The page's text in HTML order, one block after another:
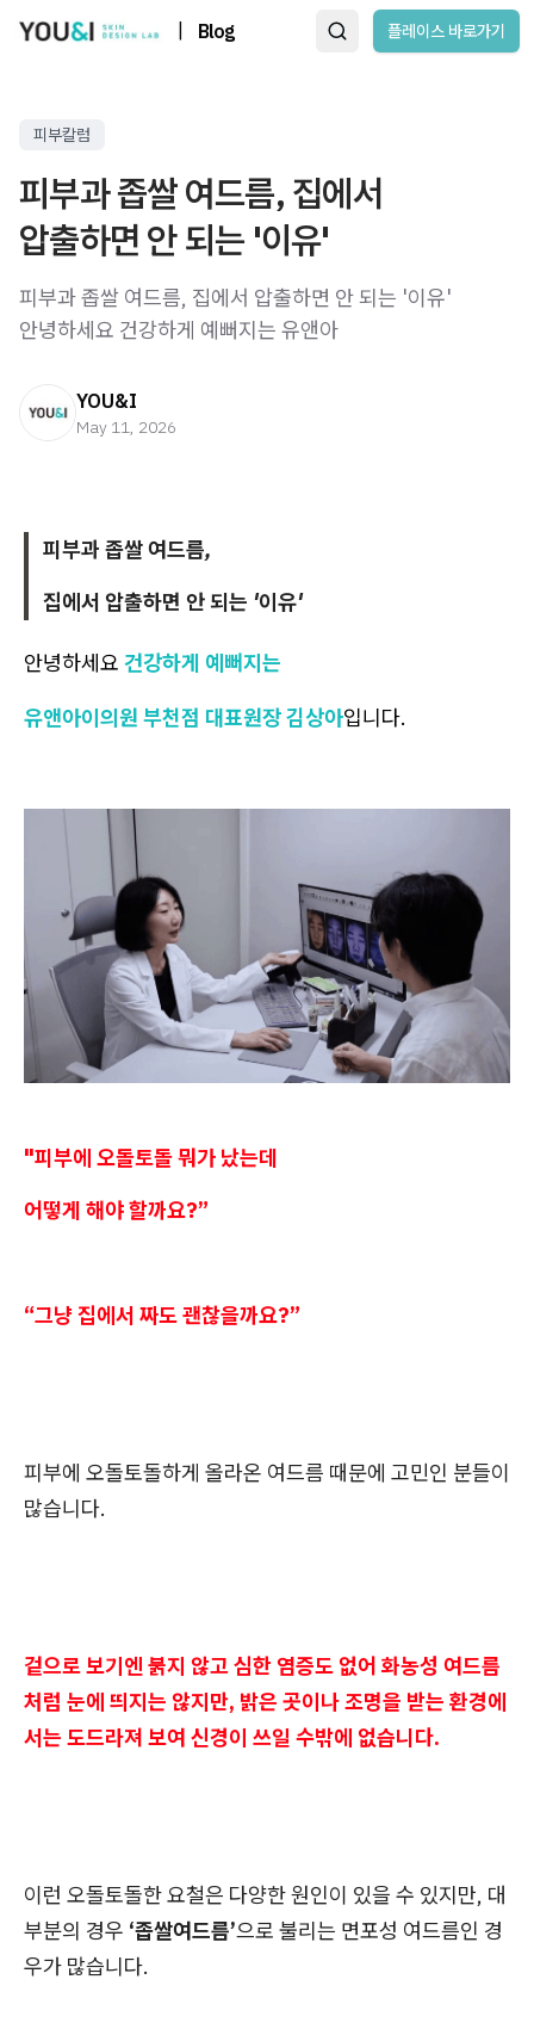
Blog 플레이스 바로가기
피부칼럼
피부과 좁쌀 여드름, 집에서
압출하면 안 되는 '이유'
피부과 좁쌀 여드름, 집에서 압출하면 안 되는 '이유'
안녕하세요 건강하게 예뻐지는 유앤아
YOU&I
May 11, 2026
피부과 좁쌀 여드름,
집에서 압출하면 안 되는 '이유'
안녕하세요 건강하게 예뻐지는
유앤아이의원 부천점 대표원장 김상아입니다.
"피부에 오돌토돌 뭐가 났는데
어떻게 해야 할까요?”
“그냥 집에서 짜도 괜찮을까요?”
피부에 오돌토돌하게 올라온 여드름 때문에 고민인 분들이
많습니다.
겉으로 보기엔 붉지 않고 심한 염증도 없어 화농성 여드름
처럼 눈에 띄지는 않지만, 밝은 곳이나 조명을 받는 환경에
서는 도드라져 보여 신경이 쓰일 수밖에 없습니다.
이런 오돌토돌한 요철은 다양한 원인이 있을 수 있지만, 대
부분의 경우 ‘좁쌀여드름’으로 불리는 면포성 여드름인 경
우가 많습니다.